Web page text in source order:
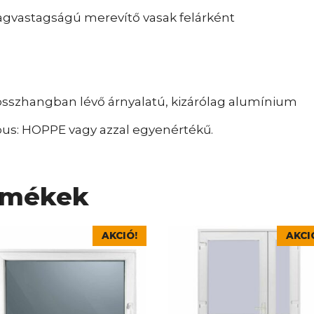
merevítő vasak felárként
lévő árnyalatú, kizárólag alumínium
HOPPE vagy azzal egyenértékű.
AKCIÓ!
Ennek
variációja